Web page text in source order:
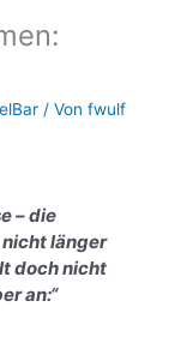
/ Von fwulf
– die
nicht länger
doch nicht
an:“